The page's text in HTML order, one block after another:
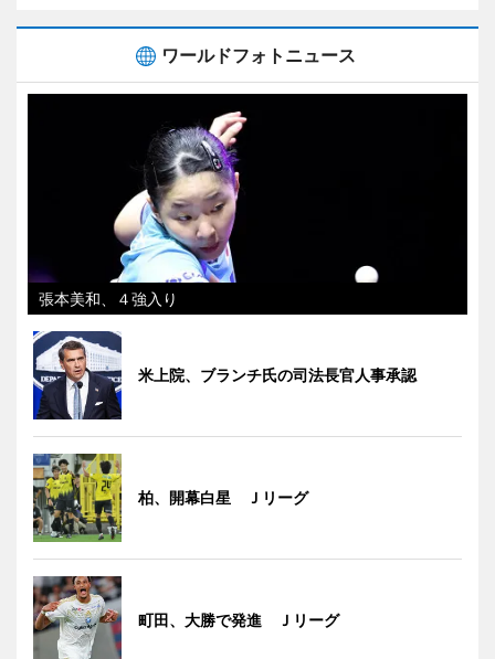
ワールドフォトニュース
張本美和、４強入り
米上院、ブランチ氏の司法長官人事承認
柏、開幕白星 Ｊリーグ
町田、大勝で発進 Ｊリーグ